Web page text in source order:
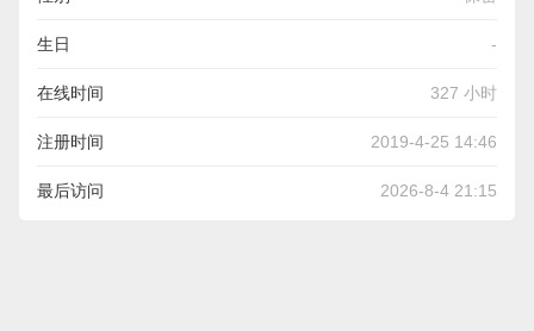
生日 -
在线时间 327 小时
注册时间 2019-4-25 14:46
最后访问 2026-8-4 21:15